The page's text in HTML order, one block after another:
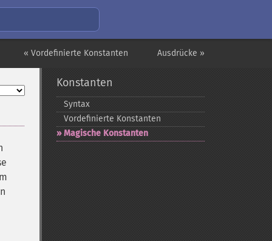
Ausdrücke »
« Vordefinierte Konstanten
Konstanten
Syntax
Vordefinierte Konstanten
Magische Konstanten